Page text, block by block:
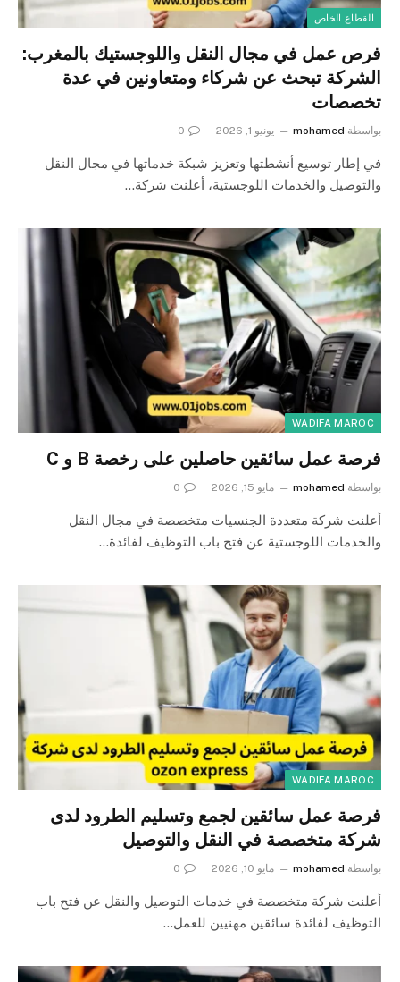
القطاع الخاص
فرص عمل في مجال النقل واللوجستيك بالمغرب:
الشركة تبحث عن شركاء ومتعاونين في عدة
تخصصات
بواسطة mohamed يونيو 1, 2026 0
في إطار توسيع أنشطتها وتعزيز شبكة خدماتها في مجال النقل
والتوصيل والخدمات اللوجستية، أعلنت شركة…
WADIFA MAROC
فرصة عمل سائقين حاصلين على رخصة B و C
بواسطة mohamed مايو 15, 2026 0
أعلنت شركة متعددة الجنسيات متخصصة في مجال النقل
والخدمات اللوجستية عن فتح باب التوظيف لفائدة…
WADIFA MAROC
فرصة عمل سائقين لجمع وتسليم الطرود لدى
شركة متخصصة في النقل والتوصيل
بواسطة mohamed مايو 10, 2026 0
أعلنت شركة متخصصة في خدمات التوصيل والنقل عن فتح باب
التوظيف لفائدة سائقين مهنيين للعمل…